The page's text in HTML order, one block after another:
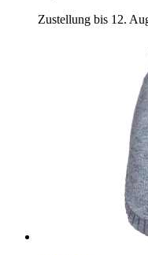
Zustellung bis 12.